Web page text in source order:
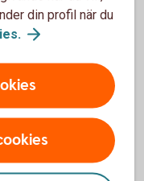
du först
prestanda
din profil när du